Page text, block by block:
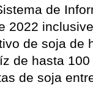
de
2022
de soja de
de hasta 100
de soja